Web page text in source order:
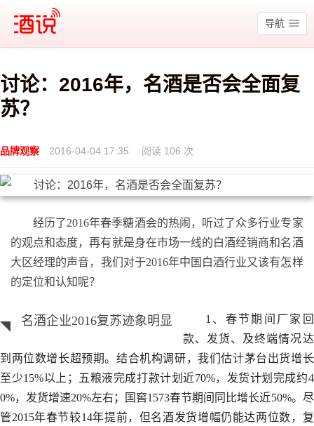
酒说
导航
讨论：2016年，名酒是否会全面复
苏？
品牌观察 2016-04-04 17:35 阅读 106 次
经历了2016年春季糖酒会的热闹，听过了众多行业专家
的观点和态度，再有就是身在市场一线的白酒经销商和名酒
大区经理的声音，我们对于2016年中国白酒行业又该有怎样
的定位和认知呢？
名酒企业2016复苏迹象明显
1、春节期间厂家回
款、发货、及终端情况达
到两位数增长超预期。结合机构调研，我们估计茅台出货增长
至少15%以上；五粮液完成打款计划近70%，发货计划完成约4
0%，发货增速20%左右；国窖1573春节期间同比增长近50%。尽
管2015年春节较14年提前，但名酒发货增幅仍能达两位数，复